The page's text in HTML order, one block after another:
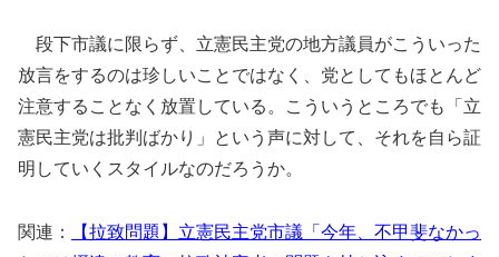
段下市議に限らず、立憲民主党の地方議員がこういった
放言をするのは珍しいことではなく、党としてもほとんど
注意することなく放置している。こういうところでも「立
憲民主党は批判ばかり」という声に対して、それを自ら証
明していくスタイルなのだろうか。
関連：
【拉致問題】立憲民主党市議「今年、不甲斐なかっ